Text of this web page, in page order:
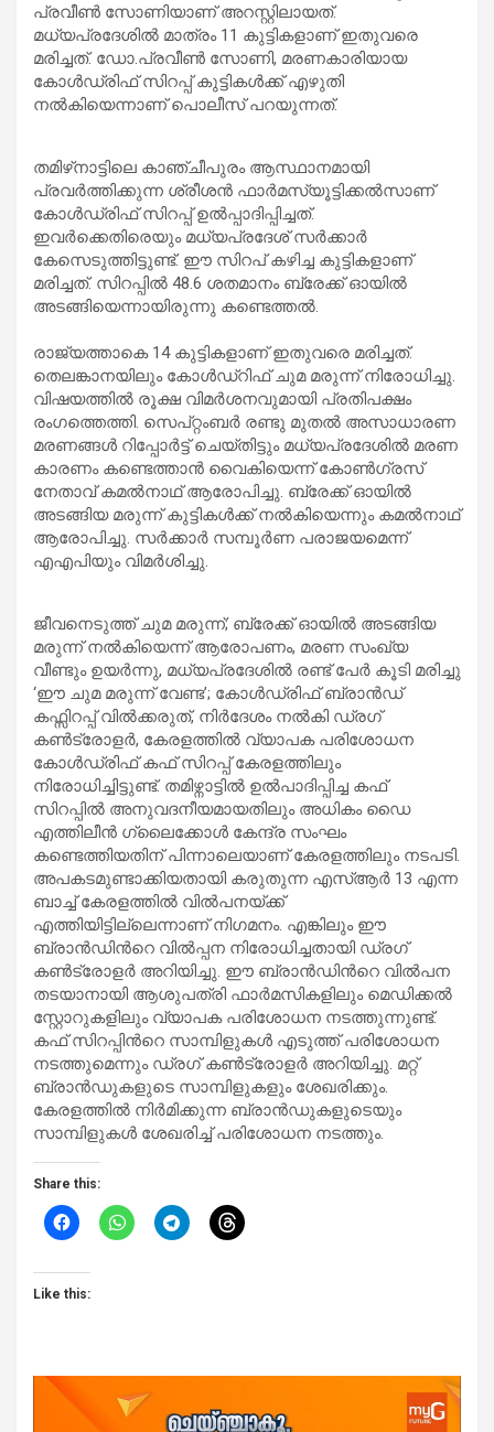
പ്രവീൺ സോണിയാണ് അറസ്റ്റിലായത്.
മധ്യപ്രദേശിൽ മാത്രം 11 കുട്ടികളാണ് ഇതുവരെ
മരിച്ചത്. ഡോ.പ്രവീൺ സോണി, മരണകാരിയായ
കോൾഡ്രിഫ് സിറപ്പ് കുട്ടികൾക്ക് എഴുതി
നൽകിയെന്നാണ് പൊലീസ് പറയുന്നത്.
തമിഴ്‌നാട്ടിലെ കാഞ്ചീപുരം ആസ്ഥാനമായി
പ്രവർത്തിക്കുന്ന ശ്രീശൻ ഫാർമസ്യൂട്ടിക്കൽസാണ്
കോൾഡ്രിഫ് സിറപ്പ് ഉൽപ്പാദിപ്പിച്ചത്.
ഇവർക്കെതിരെയും മധ്യപ്രദേശ് സർക്കാർ
കേസെടുത്തിട്ടുണ്ട്. ഈ സിറപ് കഴിച്ച കുട്ടികളാണ്
മരിച്ചത്. സിറപ്പിൽ 48.6 ശതമാനം ബ്രേക്ക് ഓയിൽ
അടങ്ങിയെന്നായിരുന്നു കണ്ടെത്തൽ.
രാജ്യത്താകെ 14 കുട്ടികളാണ് ഇതുവരെ മരിച്ചത്.
തെലങ്കാനയിലും കോള്‍ഡ്റിഫ് ചുമ മരുന്ന് നിരോധിച്ചു.
വിഷയത്തിൽ രൂക്ഷ വിമര്‍ശനവുമായി പ്രതിപക്ഷം
രംഗത്തെത്തി. സെപ്റ്റംബര്‍ രണ്ടു മുതൽ അസാധാരണ
മരണങ്ങൾ റിപ്പോർട്ട് ചെയ്തിട്ടും മധ്യപ്രദേശിൽ മരണ
കാരണം കണ്ടെത്താൻ വൈകിയെന്ന് കോണ്‍ഗ്രസ്
നേതാവ് കമൽനാഥ് ആരോപിച്ചു. ബ്രേക്ക് ഓയിൽ
അടങ്ങിയ മരുന്ന് കുട്ടികള്‍ക്ക് നൽകിയെന്നും കമൽനാഥ്
ആരോപിച്ചു. സര്‍ക്കാര്‍ സമ്പൂര്‍ണ പരാജയമെന്ന്
എഎപിയും വിമര്‍ശിച്ചു.
ജീവനെടുത്ത് ചുമ മരുന്ന്; ബ്രേക്ക് ഓയിൽ അടങ്ങിയ
മരുന്ന് നൽകിയെന്ന് ആരോപണം, മരണ സംഖ്യ
വീണ്ടും ഉയര്‍ന്നു, മധ്യപ്രദേശിൽ രണ്ട് പേര്‍ കൂടി മരിച്ചു
‘ഈ ചുമ മരുന്ന് വേണ്ട’; കോൾഡ്രിഫ് ബ്രാൻഡ്
കഫ്സിറപ്പ് വിൽക്കരുത്, നിർദേശം നൽകി ഡ്രഗ്
കൺട്രോളർ, കേരളത്തിൽ വ്യാപക പരിശോധന
കോൾഡ്രിഫ് കഫ് സിറപ്പ് കേരളത്തിലും
നിരോധിച്ചിട്ടുണ്ട്. തമിഴ്നാട്ടിൽ ഉൽപാദിപ്പിച്ച കഫ്
സിറപ്പിൽ അനുവദനീയമായതിലും അധികം ഡൈ
എത്തിലീൻ ഗ്ലൈക്കോൾ കേന്ദ്ര സംഘം
കണ്ടെത്തിയതിന് പിന്നാലെയാണ് കേരളത്തിലും നടപടി.
അപകടമുണ്ടാക്കിയതായി കരുതുന്ന എസ്ആർ 13 എന്ന
ബാച്ച് കേരളത്തിൽ വിൽപനയ്ക്ക്
എത്തിയിട്ടില്ലെന്നാണ് നിഗമനം. എങ്കിലും ഈ
ബ്രാൻഡിന്‍റെ വിൽപ്പന നിരോധിച്ചതായി ഡ്രഗ്
കൺട്രോളർ അറിയിച്ചു. ഈ ബ്രാൻഡിന്‍റെ വിൽപന
തടയാനായി ആശുപത്രി ഫാർമസികളിലും മെഡിക്കൽ
സ്റ്റോറുകളിലും വ്യാപക പരിശോധന നടത്തുന്നുണ്ട്.
കഫ് സിറപ്പിന്‍റെ സാമ്പിളുകൾ എടുത്ത് പരിശോധന
നടത്തുമെന്നും ഡ്രഗ് കൺട്രോളർ അറിയിച്ചു. മറ്റ്
ബ്രാൻഡുകളുടെ സാമ്പിളുകളും ശേഖരിക്കും.
കേരളത്തിൽ നിർമിക്കുന്ന ബ്രാൻഡുകളുടെയും
സാമ്പിളുകൾ ശേഖരിച്ച് പരിശോധന നടത്തും.
Share this:
Like this: